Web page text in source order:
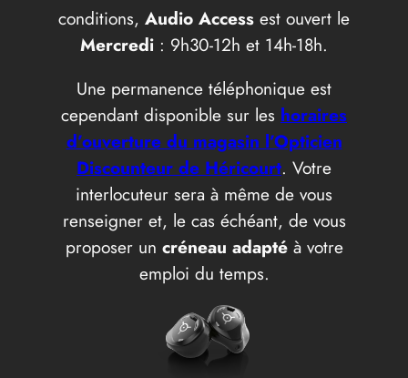
conditions, Audio Access est ouvert le
Mercredi : 9h30-12h et 14h-18h.
Une permanence téléphonique est
cependant disponible sur les horaires
d’ouverture du magasin l’Opticien
Discounteur de Héricourt. Votre
interlocuteur sera à même de vous
renseigner et, le cas échéant, de vous
proposer un créneau adaptéà votre
emploi du temps.